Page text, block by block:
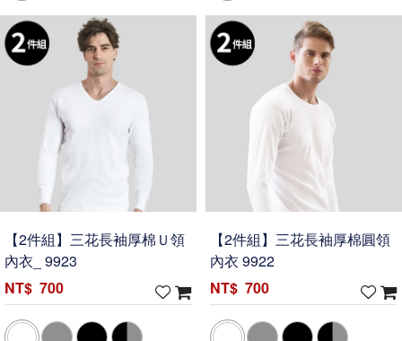
【2件組】三花長袖厚棉Ｕ領
內衣_ 9923
700
【2件組】三花長袖厚棉圓領
內衣 9922
700